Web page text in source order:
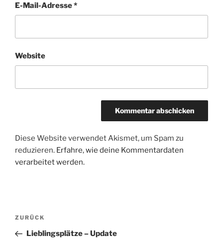
E-Mail-Adresse*
Website
Diese Website verwendet Akismet, um Spam zu
reduzieren. Erfahre, wie deine Kommentardaten
verarbeitet werden.
Beitragsnavigation
Vorheriger
Beitrag
ZURÜCK
Lieblingsplätze – Update